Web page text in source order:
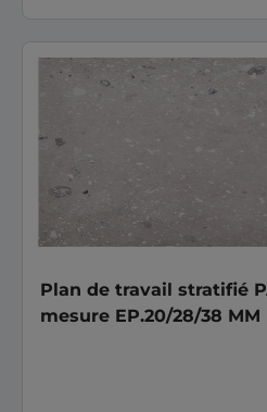
Plan de travail stratifié
mesure EP.20/28/38 MM